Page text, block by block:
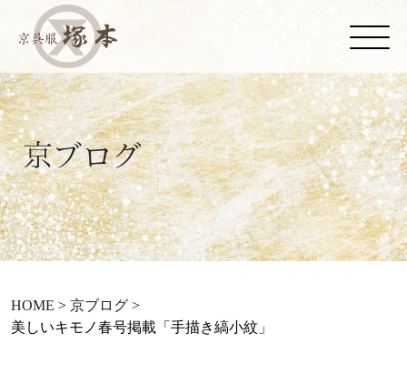
HOME > 京ブログ>
美しいキモノ春号掲載「手描き縞小紋」